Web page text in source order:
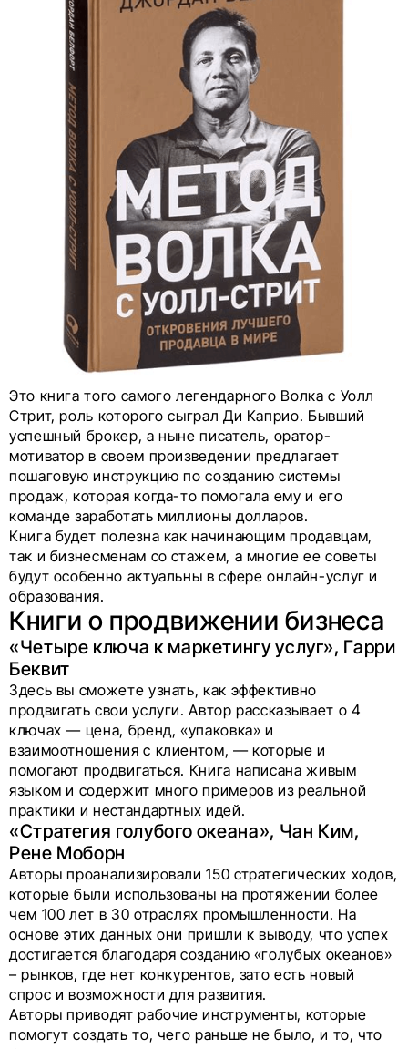
Это книга того самого легендарного Волка с Уолл
Стрит, роль которого сыграл Ди Каприо. Бывший
успешный брокер, а ныне писатель, оратор-
мотиватор в своем произведении предлагает
пошаговую инструкцию по созданию системы
продаж, которая когда-то помогала ему и его
команде заработать миллионы долларов.
Книга будет полезна как начинающим продавцам,
так и бизнесменам со стажем, а многие ее советы
будут особенно актуальны в сфере онлайн-услуг и
образования.
Книги о продвижении бизнеса
«Четыре ключа к маркетингу услуг», Гарри
Беквит
Здесь вы сможете узнать, как эффективно
продвигать свои услуги. Автор рассказывает о 4
ключах — цена, бренд, «упаковка» и
взаимоотношения с клиентом, — которые и
помогают продвигаться. Книга написана живым
языком и содержит много примеров из реальной
практики и нестандартных идей.
«Стратегия голубого океана», Чан Ким,
Рене Моборн
Авторы проанализировали 150 стратегических ходов,
которые были использованы на протяжении более
чем 100 лет в 30 отраслях промышленности. На
основе этих данных они пришли к выводу, что успех
достигается благодаря созданию «голубых океанов»
– рынков, где нет конкурентов, зато есть новый
спрос и возможности для развития.
Авторы приводят рабочие инструменты, которые
помогут создать то, чего раньше не было, и то, что